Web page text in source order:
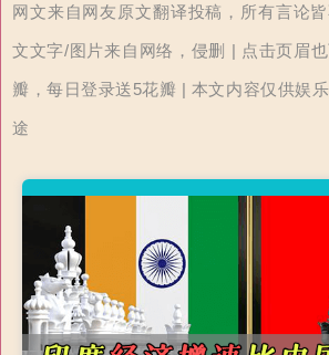
网文来自网友原文翻译投稿，所有言论
文文字/图片来自网络，侵删 | 点击页眉
瓣，每日登录送5花瓣 | 本文内容仅供娱
途